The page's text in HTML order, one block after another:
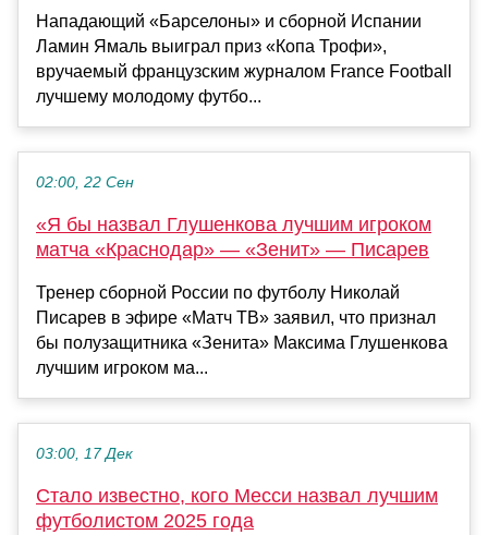
Нападающий «Барселоны» и сборной Испании
Ламин Ямаль выиграл приз «Копа Трофи»,
вручаемый французским журналом France Football
лучшему молодому футбо...
02:00, 22 Сен
«Я бы назвал Глушенкова лучшим игроком
матча «Краснодар» — «Зенит» — Писарев
Тренер сборной России по футболу Николай
Писарев в эфире «Матч ТВ» заявил, что признал
бы полузащитника «Зенита» Максима Глушенкова
лучшим игроком ма...
03:00, 17 Дек
Стало известно, кого Месси назвал лучшим
футболистом 2025 года